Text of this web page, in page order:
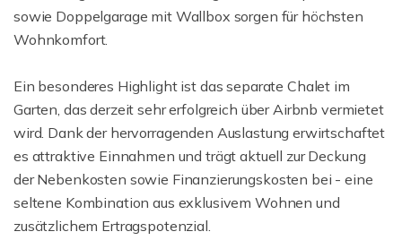
sowie Doppelgarage mit Wallbox sorgen für höchsten
Wohnkomfort.
Ein besonderes Highlight ist das separate Chalet im
Garten, das derzeit sehr erfolgreich über Airbnb vermietet
wird. Dank der hervorragenden Auslastung erwirtschaftet
es attraktive Einnahmen und trägt aktuell zur Deckung
der Nebenkosten sowie Finanzierungskosten bei - eine
seltene Kombination aus exklusivem Wohnen und
zusätzlichem Ertragspotenzial.